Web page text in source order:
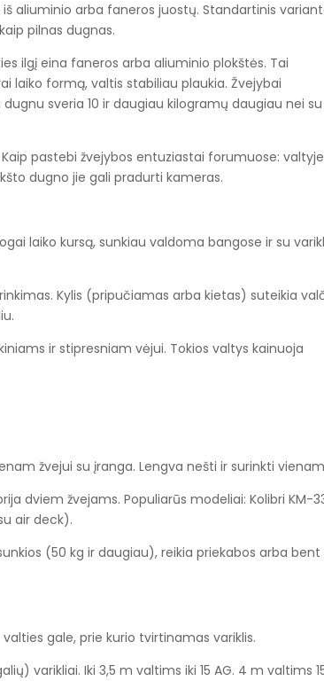
aliuminio arba faneros juostų. Standartinis
pilnas dugnas.
ilgį eina faneros arba aliuminio plokštės. Tai
laiko formą, valtis stabiliau plaukia. Žvejybai
sveria 10 ir daugiau kilogramų daugiau nei
pastebi žvejybos entuziastai forumuose:
dugno jie gali pradurti kameras.
laiko kursą, sunkiau valdoma bangose ir su
Kylis (pripučiamas arba kietas) suteikia
ir stipresniam vėjui. Tokios valtys kainuoja
žvejui su įranga. Lengva nešti ir surinkti
dviem žvejams. Populiarūs modeliai: Kolibri KM-
air deck).
(50 kg ir daugiau), reikia priekabos arba bent
gale, prie kurio tvirtinamas variklis.
varikliai. Iki 3,5 m valtims iki 15 AG. 4 m valtims